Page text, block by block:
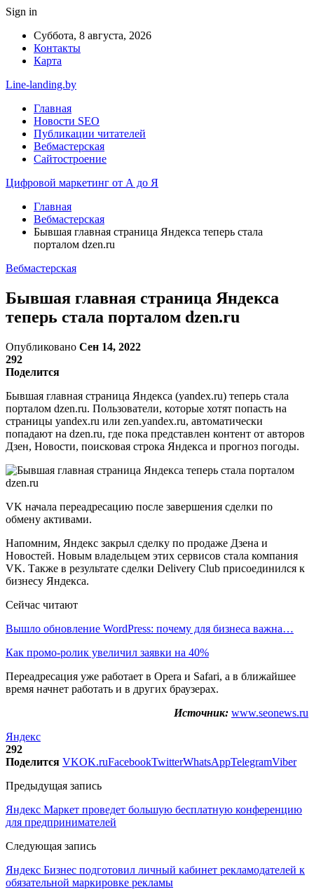
Sign in
Суббота, 8 августа, 2026
Контакты
Карта
Line-landing.by
Главная
Новости SEO
Публикации читателей
Вебмастерская
Сайтостроение
Цифровой маркетинг от А до Я
Главная
Вебмастерская
Бывшая главная страница Яндекса теперь стала
порталом dzen.ru
Вебмастерская
Бывшая главная страница Яндекса
теперь стала порталом dzen.ru
Опубликовано Сен 14, 2022
292
Поделится
Бывшая главная страница Яндекса (yandex.ru) теперь стала
порталом dzen.ru. Пользователи, которые хотят попасть на
страницы yandex.ru или zen.yandex.ru, автоматически
попадают на dzen.ru, где пока представлен контент от авторов
Дзен, Новости, поисковая строка Яндекса и прогноз погоды.
VK начала переадресацию после завершения сделки по
обмену активами.
Напомним, Яндекс закрыл сделку по продаже Дзена и
Новостей. Новым владельцем этих сервисов стала компания
VK. Также в результате сделки Delivery Club присоединился к
бизнесу Яндекса.
Сейчас читают
Вышло обновление WordPress: почему для бизнеса важна…
Как промо-ролик увеличил заявки на 40%
Переадресация уже работает в Opera и Safari, а в ближайшее
время начнет работать и в других браузерах.
Источник: www.seonews.ru
Яндекс
292
Поделится VKOK.ruFacebookTwitterWhatsAppTelegramViber
Предыдущая запись
Яндекс Маркет проведет большую бесплатную конференцию
для предпринимателей
Следующая запись
Яндекс Бизнес подготовил личный кабинет рекламодателей к
обязательной маркировке рекламы